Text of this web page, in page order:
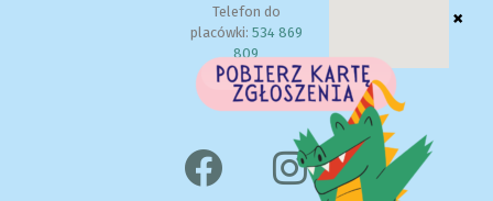
Telefon do
placówki: 534 869
809